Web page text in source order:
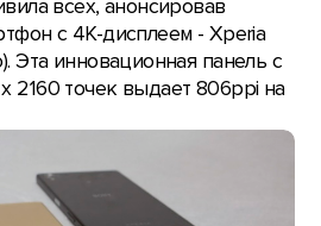
всех, анонсировав
с 4К-дисплеем - Xperia
Эта инновационная панель с
2160 точек выдает 806ppi на